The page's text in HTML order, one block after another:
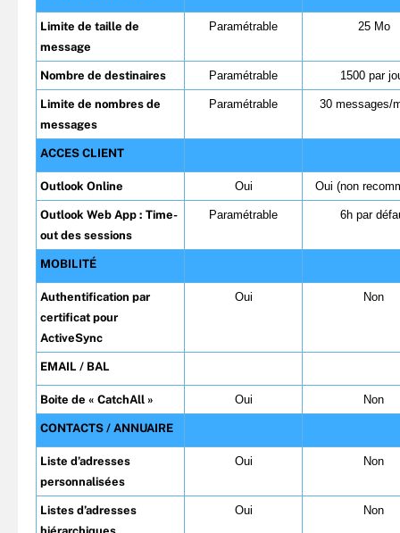
Limite de taille de
message
Paramétrable 25 Mo
Nombre de destinaires Paramétrable 1500 par
Limite de nombres de
messages
Paramétrable 30 messages/
ACCES CLIENT
Outlook Online Oui Oui (non
Outlook Web App : Time-
out des sessions
Paramétrable 6h par
MOBILITÉ
Authentification par
certificat pour
ActiveSync
Oui Non
EMAIL / BAL
Boite de « CatchAll » Oui Non
CONTACTS / ANNUAIRE
Liste d’adresses
personnalisées
Oui Non
Listes d’adresses
Oui Non